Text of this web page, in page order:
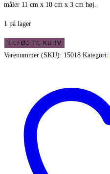
måler 11 cm x 10 cm x 3 cm høj.
1 på lager
Alabast
skål
TILFØJ TIL KURV
Varenummer (SKU): 15018 Kategori: